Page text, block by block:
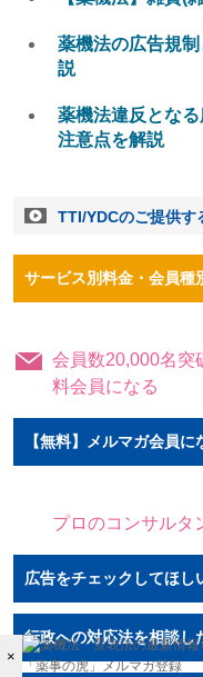
×
薬機法の広告規
説
薬機法違反とな
注意点を解説
TTI/YDCのご提供す
サービス別料金・会員種
会員数20,000名突
料会員になる
【無料】メルマガ会員に
プロのコンサルタ
広告をチェックしてほし
行政への対応法を相談し